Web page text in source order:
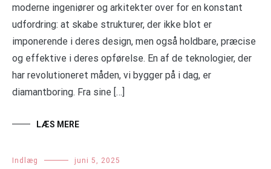
moderne ingeniører og arkitekter over for en konstant
udfordring: at skabe strukturer, der ikke blot er
imponerende i deres design, men også holdbare, præcise
og effektive i deres opførelse. En af de teknologier, der
har revolutioneret måden, vi bygger på i dag, er
diamantboring. Fra sine […]
LÆS MERE
Indlæg juni 5, 2025